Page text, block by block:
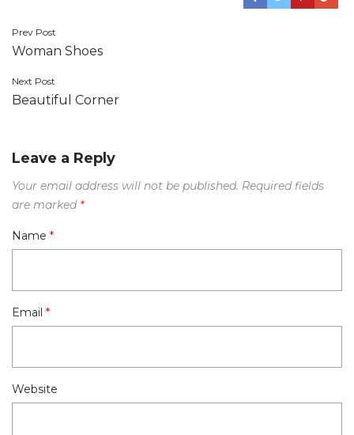
Post
Prev Post
Woman Shoes
Next Post
Beautiful Corner
Leave a Reply
Your email address will not be published. Required fields
are marked *
Name *
Email *
Website